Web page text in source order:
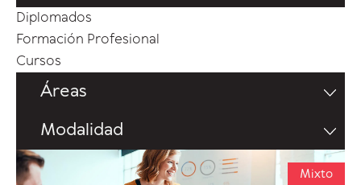
Diplomados
Formación Profesional
Cursos
Áreas
Modalidad
Mixto